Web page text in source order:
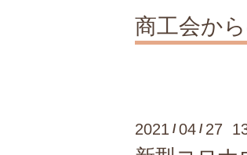
商工会か
2021 /04 / 27